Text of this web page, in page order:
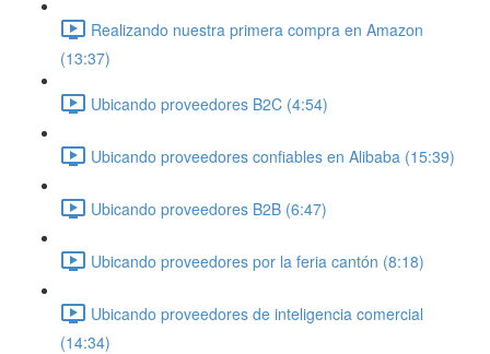
Realizando nuestra primera compra en Amazon
(13:37)
Ubicando proveedores B2C (4:54)
Ubicando proveedores confiables en Alibaba (15:39)
Ubicando proveedores B2B (6:47)
Ubicando proveedores por la feria cantón (8:18)
Ubicando proveedores de inteligencia comercial
(14:34)